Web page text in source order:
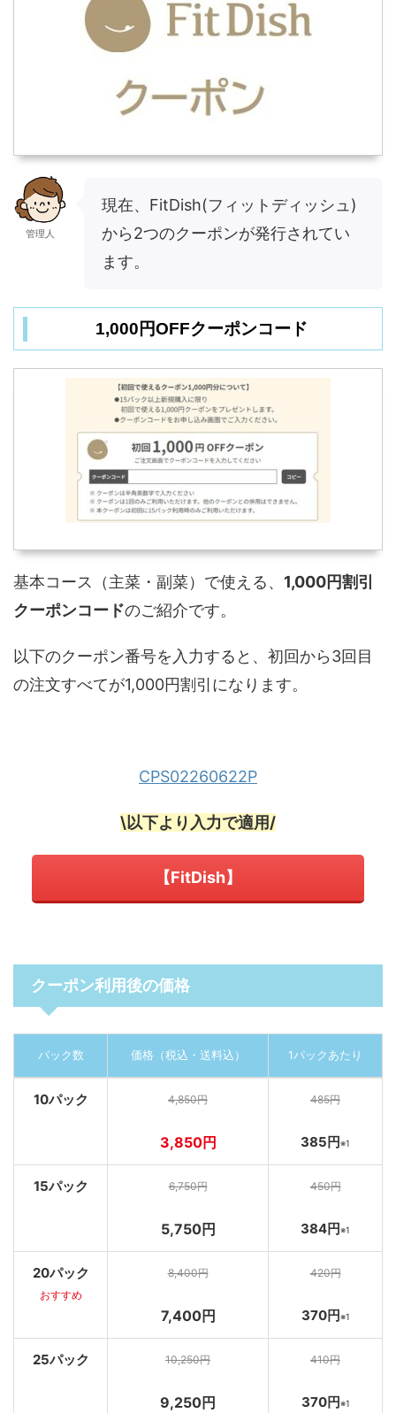
管理人
現在、FitDish(フィットディッシュ)
から2つのクーポンが発行されてい
ます。
1,000円OFFクーポンコード
基本コース（主菜・副菜）で使える、 1,000円割引
クーポンコードのご紹介です。
以下のクーポン番号を入力すると、初回から3回目
の注文すべてが1,000円割引になります。
CPS02260622P
\以下より入力で適用/
【FitDish】
クーポン利用後の価格
パック数 価格（税込・送料込） 1パックあたり
10パック 4,850円
3,850円
485円
385円※1
15パック 6,750円
5,750円
450円
384円※1
20パック
おすすめ
8,400円
7,400円
420円
370円※1
25パック 10,250円
9,250円
410円
370円※1